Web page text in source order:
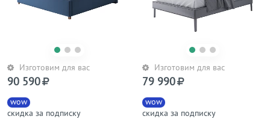
Изготовим для вас
wow
скидка за подписку
90 590
Изготовим для вас
wow
скидка за подписку
79 990